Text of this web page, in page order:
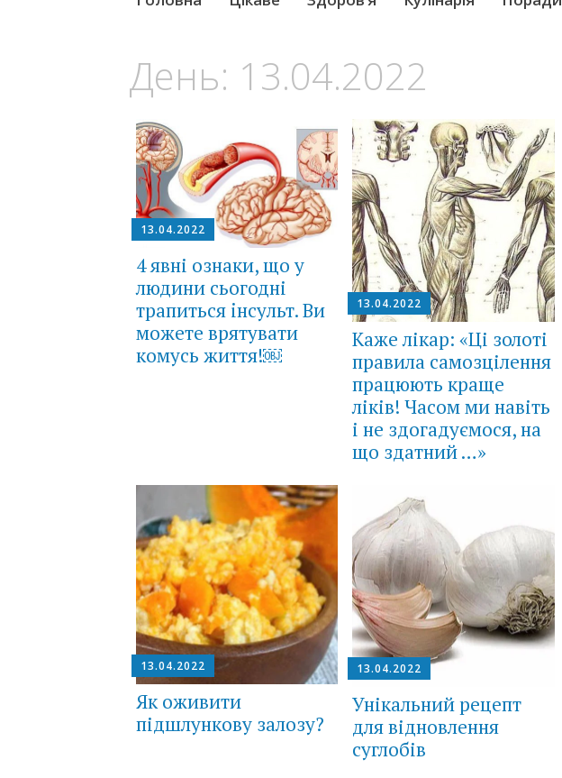
День: 13.04.2022
13.04.2022
4 явні ознаки, що у
людини сьогодні
трапиться iнcyльт. Ви
можете врятувати
комусь життя!￼
13.04.2022
Каже лікар: «Ці золоті
правила самозцілення
працюють краще
ліків! Часом ми навіть
і не здогадуємося, на
що здатний …»
13.04.2022
Як оживити
підшлункову залозу?
13.04.2022
Унікальний рецепт
для відновлення
суглобів